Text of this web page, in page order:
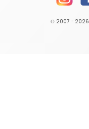
© 2007 - 2026